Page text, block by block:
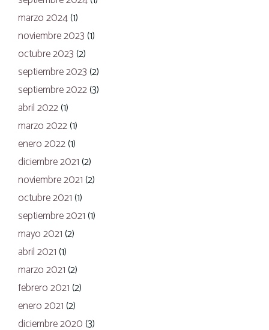
marzo 2024(1)
noviembre 2023 (1)
octubre 2023 (2)
septiembre 2023 (2)
septiembre 2022(3)
abril 2022(1)
marzo 2022(1)
enero 2022(1)
diciembre 2021 (2)
noviembre 2021 (2)
octubre 2021 (1)
septiembre 2021 (1)
mayo 2021 (2)
abril 2021 (1)
marzo 2021 (2)
febrero 2021 (2)
enero 2021 (2)
diciembre 2020 (3)